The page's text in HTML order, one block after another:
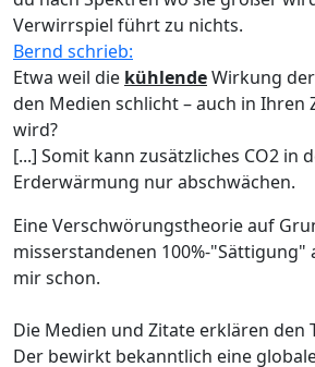
Verwirrspiel führt zu nichts.
Bernd schrieb:
Etwa weil die kühlendeWirkung
den Medien schlicht – auch in Ihren
wird?
[...] Somit kann zusätzliches CO2 in
Erderwärmung nur abschwächen.
Eine Verschwörungstheorie auf
misserstandenen 100%-"Sättigung"
mir schon.
Die Medien und Zitate erklären den
Der bewirkt bekanntlich eine